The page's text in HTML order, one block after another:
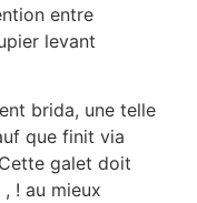
entre
levant
brida, une telle
que finit via
galet doit
! au mieux